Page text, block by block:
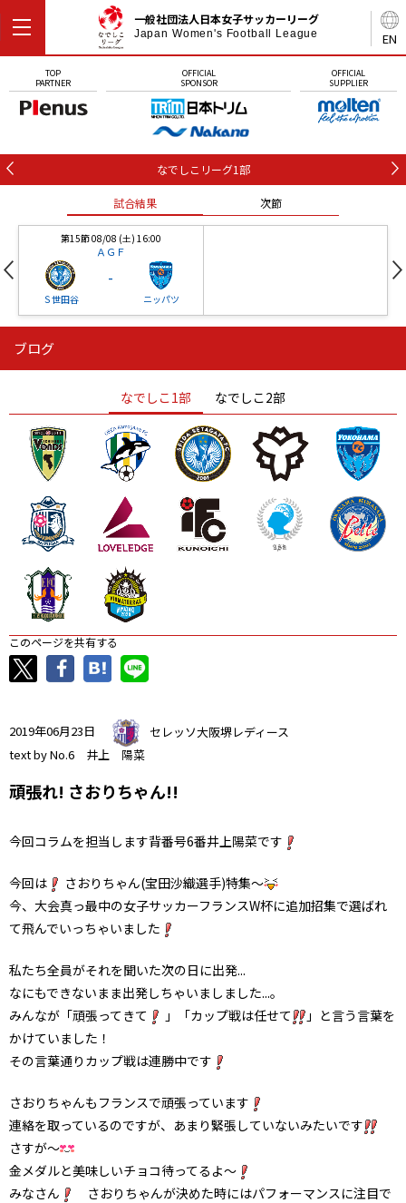
EN
一般社団法人日本女子サッカーリーグ
Japan Women's Football League
TOP
PARTNER
OFFICIAL
SPONSOR
OFFICIAL
SUPPLIER
なでしこリーグ1部
試合結果 次節
第15節 08/08 (土) 16:00
ＡＧＦ
Ｓ世田谷
-
ニッパツ
ニッパツ
ニッパツ 名古屋
石人の星
静岡 愛媛Ｌ
ブログ
なでしこ1部 なでしこ2部
このページを共有する
2019年06月23日
セレッソ大阪堺レディース
text by No.6 井上 陽菜
頑張れ! さおりちゃん!!
今回コラムを担当します背番号6番井上陽菜です
今回は
さおりちゃん(宝田沙織選手)特集～
今、大会真っ最中の女子サッカーフランスW杯に追加招集で選ばれ
て飛んでいっちゃいました
私たち全員がそれを聞いた次の日に出発...
なにもできないまま出発しちゃいましました...。
みんなが「頑張ってきて
」「カップ戦は任せて
」と言う言葉を
かけていました！
その言葉通りカップ戦は連勝中です
さおりちゃんもフランスで頑張っています
連絡を取っているのですが、あまり緊張していないみたいです
さすが～
金メダルと美味しいチョコ待ってるよ～
みなさん
さおりちゃんが決めた時にはパフォーマンスに注目で